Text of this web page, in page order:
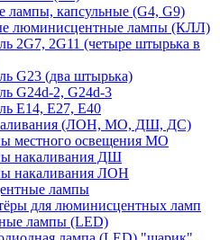
лампы, капсульные (G4, G9)
люминисцентные лампы (КЛЛ)
2G7, 2G11 (четыре штырька в
G23 (два штырька)
G24d-2, G24d-3
Е14, Е27, Е40
(ЛОН, МО, ДШ, ДС)
местного освещения МО
накаливания ДШ
накаливания ЛОН
лампы
для люминисцентных ламп
лампы (LED)